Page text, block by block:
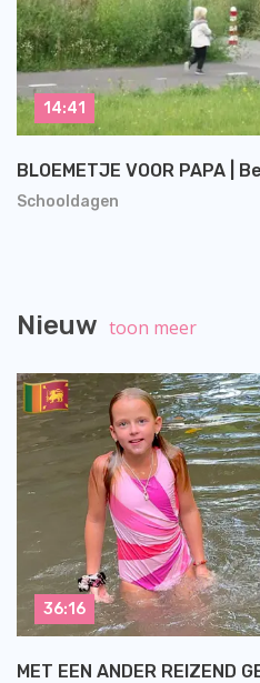
Schooldagen
BLOEMETJE VOOR PAPA |
14:41
Nieuw toon meer
MET EEN ANDER REIZEND
36:16